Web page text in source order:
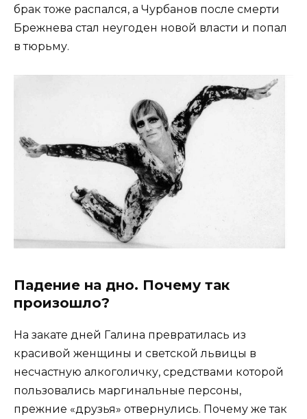
брак тоже распался, а Чурбанов после смерти
Брежнева стал неугоден новой власти и попал
в тюрьму.
Падение на дно. Почему так
произошло?
На закате дней Галина превратилась из
красивой женщины и светской львицы в
несчастную алкоголичку, средствами которой
пользовались маргинальные персоны,
прежние «друзья» отвернулись. Почему же так